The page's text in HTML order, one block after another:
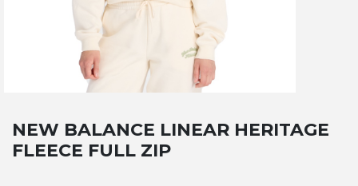
NEW BALANCE LINEAR HERITAGE
FLEECE FULL ZIP